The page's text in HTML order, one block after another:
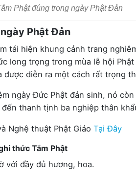
Phật đúng trong ngày Phật Đản
Phật Đản
tái hiện khung cảnh trang
long trọng trong mùa lễ hội
được diễn ra một cách rất trọng
ngày Đức Phật đản sinh, nó
thanh tịnh ba nghiệp thân
Nghệ thuật Phật Giáo Tại Đây
thức Tắm Phật
với đầy đủ hương, hoa.